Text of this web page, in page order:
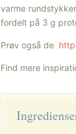
varme
fordelt på 3 g
Prøv også de
Find mere